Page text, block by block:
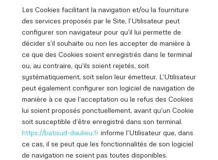
Les Cookies facilitant la navigation et/ou la fourniture
des services proposés par le Site, l’Utilisateur peut
configurer son navigateur pour qu’il lui permette de
décider s’il souhaite ou non les accepter de manière à
ce que des Cookies soient enregistrés dans le terminal
ou, au contraire, qu’ils soient rejetés, soit
systématiquement, soit selon leur émetteur. L’Utilisateur
peut également configurer son logiciel de navigation de
manière à ce que l’acceptation ou le refus des Cookies
lui soient proposés ponctuellement, avant qu’un Cookie
soit susceptible d’être enregistré dans son terminal.
https://batisud-daulieu.frinforme l’Utilisateur que, dans
ce cas, il se peut que les fonctionnalités de son logiciel
de navigation ne soient pas toutes disponibles.